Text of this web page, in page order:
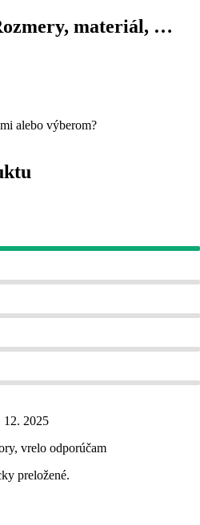
materiál, …
alebo výberom?
12. 2025
vrelo odporúčam
preložené.